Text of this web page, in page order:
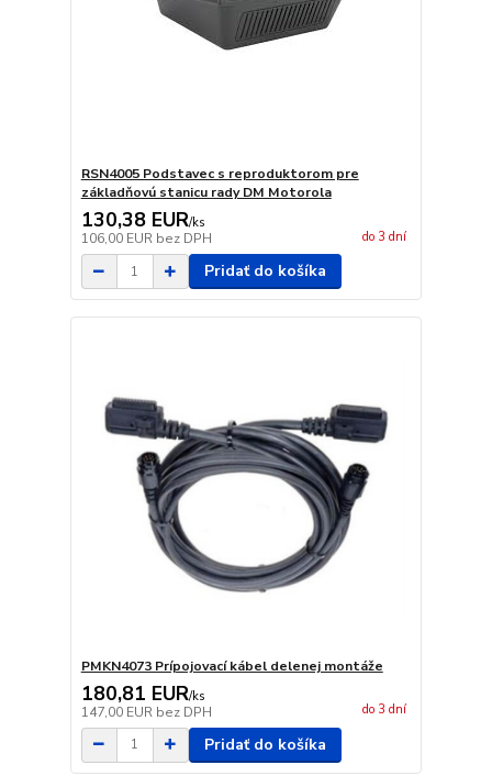
RSN4005 Podstavec s reproduktorom pre
základňovú stanicu rady DM Motorola
130,38 EUR/ks
106,00 EUR bez DPH do 3 dní
Pridať do košíka
PMKN4073 Prípojovací kábel delenej montáže
180,81 EUR/ks
147,00 EUR bez DPH do 3 dní
Pridať do košíka